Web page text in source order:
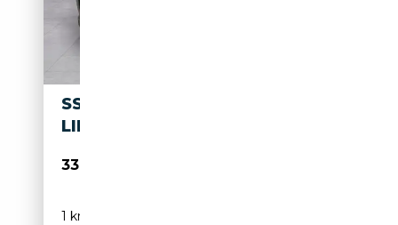
SSANGYONG TORRES G15 HEV
LIFE AUT.
33 400€
1 km